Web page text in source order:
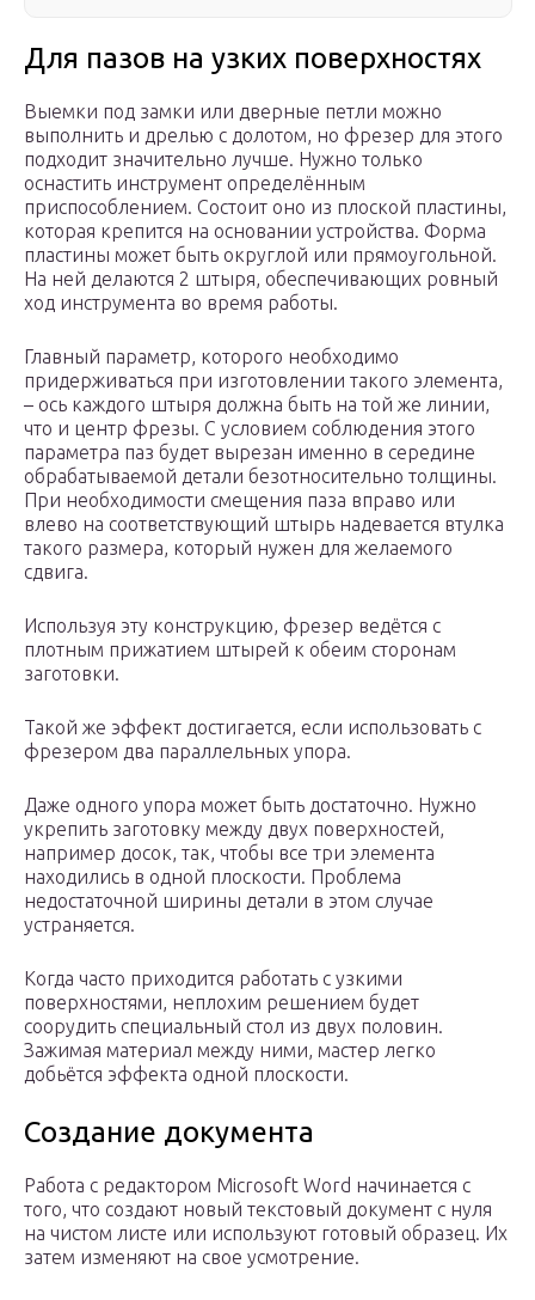
Для пазов на узких поверхностях
Выемки под замки или дверные петли можно
выполнить и дрелью с долотом, но фрезер для этого
подходит значительно лучше. Нужно только
оснастить инструмент определённым
приспособлением. Состоит оно из плоской пластины,
которая крепится на основании устройства. Форма
пластины может быть округлой или прямоугольной.
На ней делаются 2 штыря, обеспечивающих ровный
ход инструмента во время работы.
Главный параметр, которого необходимо
придерживаться при изготовлении такого элемента,
– ось каждого штыря должна быть на той же линии,
что и центр фрезы. С условием соблюдения этого
параметра паз будет вырезан именно в середине
обрабатываемой детали безотносительно толщины.
При необходимости смещения паза вправо или
влево на соответствующий штырь надевается втулка
такого размера, который нужен для желаемого
сдвига.
Используя эту конструкцию, фрезер ведётся с
плотным прижатием штырей к обеим сторонам
заготовки.
Такой же эффект достигается, если использовать с
фрезером два параллельных упора.
Даже одного упора может быть достаточно. Нужно
укрепить заготовку между двух поверхностей,
например досок, так, чтобы все три элемента
находились в одной плоскости. Проблема
недостаточной ширины детали в этом случае
устраняется.
Когда часто приходится работать с узкими
поверхностями, неплохим решением будет
соорудить специальный стол из двух половин.
Зажимая материал между ними, мастер легко
добьётся эффекта одной плоскости.
Создание документа
Работа с редактором Microsoft Word начинается с
того, что создают новый текстовый документ с нуля
на чистом листе или используют готовый образец. Их
затем изменяют на свое усмотрение.